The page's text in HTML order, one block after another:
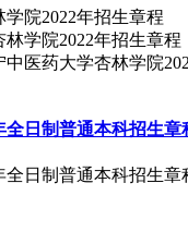
院2022年招生章程
中医药大学杏林学院
全日制普通本科招生章
全日制普通本科招生章